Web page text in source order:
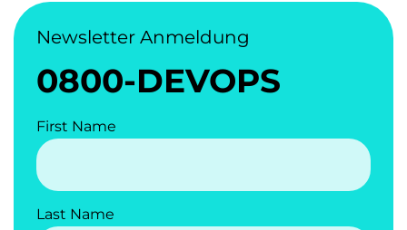
Newsletter Anmeldung
0800-DEVOPS
First Name
Last Name